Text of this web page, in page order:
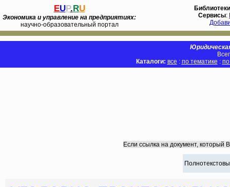
EUP.RU
Экономика и управление на предприятиях:
научно-образовательный портал
Библиотеки
Сервисы:
Каталоги: все : по тематике :
Если ссылка на документ, который